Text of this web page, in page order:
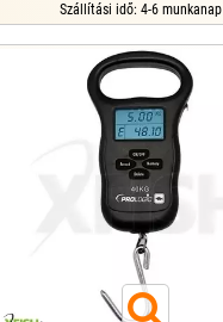
Szállítási idő: 4-6 munkanap